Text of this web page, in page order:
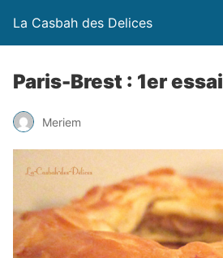
La Casbah des Delices
Paris-Brest : 1er essai
Meriem